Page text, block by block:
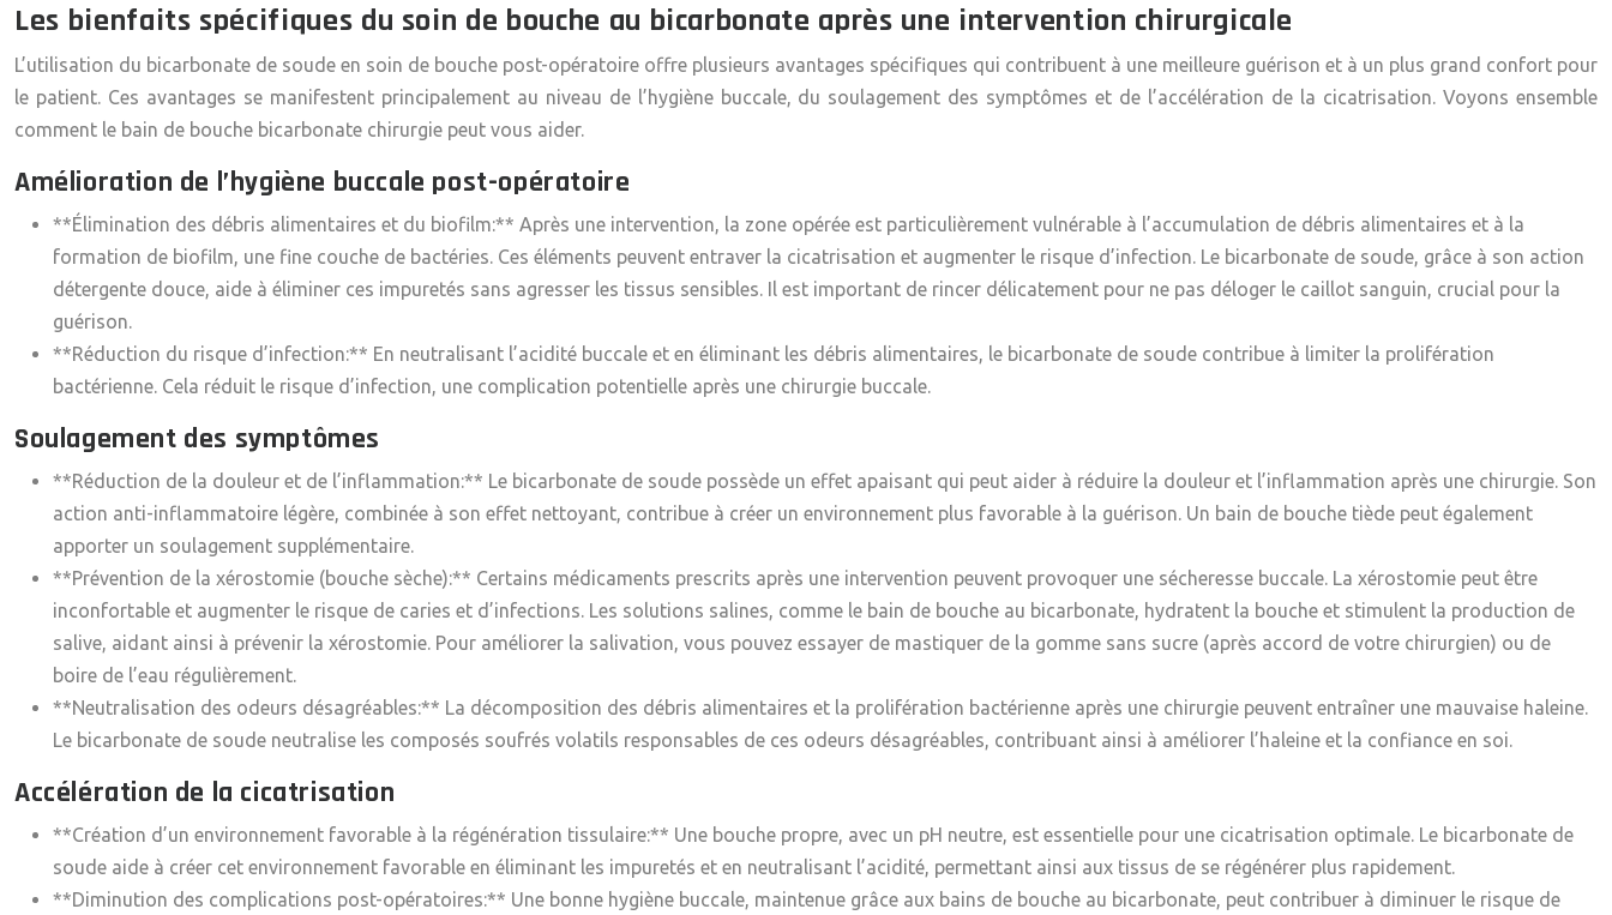
Les bienfaits spécifiques du soin de bouche au bicarbonate après une intervention chirurgicale
L’utilisation du bicarbonate de soude en soin de bouche post-opératoire offre plusieurs avantages spécifiques qui contribuent à une meilleure guérison et à un plus grand confort pour
le patient. Ces avantages se manifestent principalement au niveau de l’hygiène buccale, du soulagement des symptômes et de l’accélération de la cicatrisation. Voyons ensemble
comment le bain de bouche bicarbonate chirurgie peut vous aider.
Amélioration de l’hygiène buccale post-opératoire
**Élimination des débris alimentaires et du biofilm:** Après une intervention, la zone opérée est particulièrement vulnérable à l’accumulation de débris alimentaires et à la
formation de biofilm, une fine couche de bactéries. Ces éléments peuvent entraver la cicatrisation et augmenter le risque d’infection. Le bicarbonate de soude, grâce à son action
détergente douce, aide à éliminer ces impuretés sans agresser les tissus sensibles. Il est important de rincer délicatement pour ne pas déloger le caillot sanguin, crucial pour la
guérison.
**Réduction du risque d’infection:** En neutralisant l’acidité buccale et en éliminant les débris alimentaires, le bicarbonate de soude contribue à limiter la prolifération
bactérienne. Cela réduit le risque d’infection, une complication potentielle après une chirurgie buccale.
Soulagement des symptômes
**Réduction de la douleur et de l’inflammation:** Le bicarbonate de soude possède un effet apaisant qui peut aider à réduire la douleur et l’inflammation après une chirurgie. Son
action anti-inflammatoire légère, combinée à son effet nettoyant, contribue à créer un environnement plus favorable à la guérison. Un bain de bouche tiède peut également
apporter un soulagement supplémentaire.
**Prévention de la xérostomie (bouche sèche):** Certains médicaments prescrits après une intervention peuvent provoquer une sécheresse buccale. La xérostomie peut être
inconfortable et augmenter le risque de caries et d’infections. Les solutions salines, comme le bain de bouche au bicarbonate, hydratent la bouche et stimulent la production de
salive, aidant ainsi à prévenir la xérostomie. Pour améliorer la salivation, vous pouvez essayer de mastiquer de la gomme sans sucre (après accord de votre chirurgien) ou de
boire de l’eau régulièrement.
**Neutralisation des odeurs désagréables:** La décomposition des débris alimentaires et la prolifération bactérienne après une chirurgie peuvent entraîner une mauvaise haleine.
Le bicarbonate de soude neutralise les composés soufrés volatils responsables de ces odeurs désagréables, contribuant ainsi à améliorer l’haleine et la confiance en soi.
Accélération de la cicatrisation
**Création d’un environnement favorable à la régénération tissulaire:** Une bouche propre, avec un pH neutre, est essentielle pour une cicatrisation optimale. Le bicarbonate de
soude aide à créer cet environnement favorable en éliminant les impuretés et en neutralisant l’acidité, permettant ainsi aux tissus de se régénérer plus rapidement.
**Diminution des complications post-opératoires:** Une bonne hygiène buccale, maintenue grâce aux bains de bouche au bicarbonate, peut contribuer à diminuer le risque de